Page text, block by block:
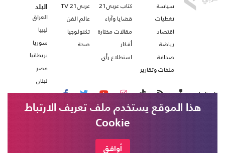
سياسة
تغطيات
اقتصاد
رياضة
صحافة
ملفات وتقارير
كتاب عربي21
قضايا وآراء
مقالات مختارة
أفكار
استطلاع رأي
عربي21 TV
عالم الفن
تكنولوجيا
صحة
البلد
العراق
ليبيا
سوريا
بريطانيا
مصر
لبنان
تابعنا على
هذا الموقع يستخدم ملف تعريف الارتباط
Cookie
أوافق